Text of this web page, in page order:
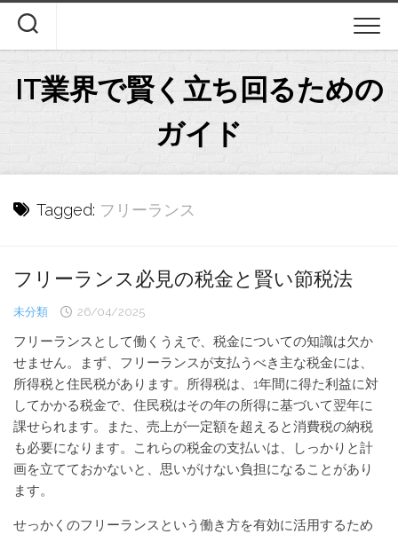
content
IT業界で賢く立ち回るための
ガイド
Tagged: フリーランス
フリーランス必見の税金と賢い節税法
未分類 26/04/2025
フリーランスとして働くうえで、税金についての知識は欠か
せません。まず、フリーランスが支払うべき主な税金には、
所得税と住民税があります。所得税は、1年間に得た利益に対
してかかる税金で、住民税はその年の所得に基づいて翌年に
課せられます。また、売上が一定額を超えると消費税の納税
も必要になります。これらの税金の支払いは、しっかりと計
画を立てておかないと、思いがけない負担になることがあり
ます。
せっかくのフリーランスという働き方を有効に活用するため